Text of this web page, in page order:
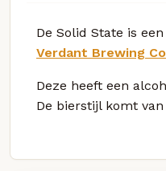
De Solid State is
Verdant Brewing Co
Deze heeft een
De bierstijl komt